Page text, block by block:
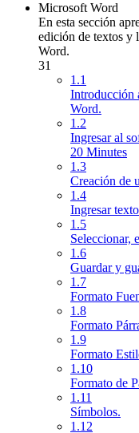
Microsoft Word
En esta sección
edición de textos y
Word.
31
1.1
Introducción
Word.
1.2
Ingresar al
20 Minutes
1.3
Creación de
1.4
Ingresar
1.5
Seleccionar,
1.6
Guardar y
1.7
Formato
1.8
Formato
1.9
Formato
1.10
Formato de
1.11
Símbolos.
1.12